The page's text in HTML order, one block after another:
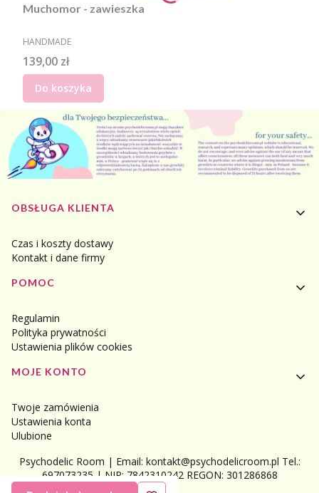
Muchomor - zawieszka
PRODUCENT
HANDMADE
Cena
139,00 zł
Do koszyka
Linki w stopce
OBSŁUGA KLIENTA
Czas i koszty dostawy
Kontakt i dane firmy
POMOC
Regulamin
Polityka prywatności
Ustawienia plików cookies
MOJE KONTO
Twoje zamówienia
Ustawienia konta
Ulubione
Psychodelic Room | Email: kontakt@psychodelicroom.pl Tel.:
697073235 | NIP: 7842310242 REGON: 301286868